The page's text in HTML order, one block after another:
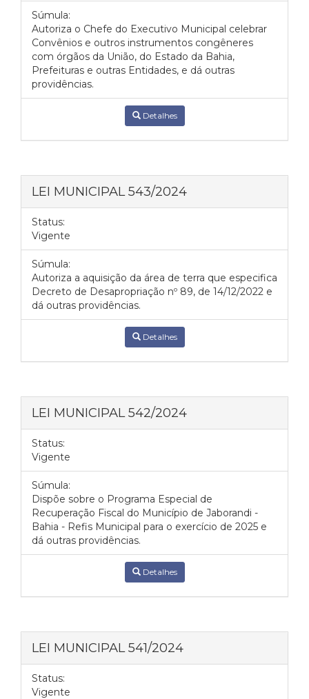
Súmula:
Autoriza o Chefe do Executivo Municipal celebrar
Convênios e outros instrumentos congêneres
com órgãos da União, do Estado da Bahia,
Prefeituras e outras Entidades, e dá outras
providências.
Detalhes
LEI MUNICIPAL 543/2024
Status:
Vigente
Súmula:
Autoriza a aquisição da área de terra que especifica
Decreto de Desapropriação nº 89, de 14/12/2022 e
dá outras providências.
Detalhes
LEI MUNICIPAL 542/2024
Status:
Vigente
Súmula:
Dispõe sobre o Programa Especial de
Recuperação Fiscal do Município de Jaborandi -
Bahia - Refis Municipal para o exercício de 2025 e
dá outras providências.
Detalhes
LEI MUNICIPAL 541/2024
Status:
Vigente